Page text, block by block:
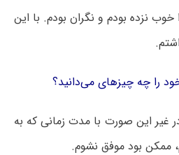
خوب نزده بودم و نگران بودم. با این
را چه چیزهای می‌دانید؟
غیر این صورت با مدت زمانی که به
ممکن بود موفق نشوم.